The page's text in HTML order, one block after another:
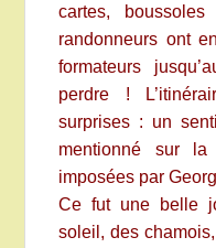
cartes,
randonneurs ont
formateurs
perdre !
surprises : un
mentionné sur
imposées par
Ce fut une belle
soleil, des